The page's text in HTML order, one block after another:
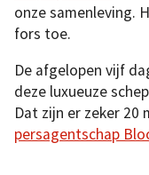
onze samenleving.
fors toe.
De afgelopen vijf
deze luxueuze
Dat zijn er zeker 20
persagentschap